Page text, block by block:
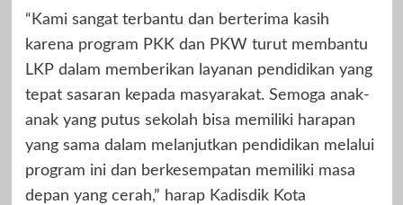
“Kami sangat terbantu dan berterima kasih
karena program PKK dan PKW turut membantu
LKP dalam memberikan layanan pendidikan yang
tepat sasaran kepada masyarakat. Semoga anak-
anak yang putus sekolah bisa memiliki harapan
yang sama dalam melanjutkan pendidikan melalui
program ini dan berkesempatan memiliki masa
depan yang cerah,” harap Kadisdik Kota